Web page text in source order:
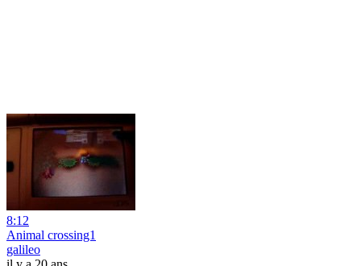
8:12
Animal crossing1
galileo